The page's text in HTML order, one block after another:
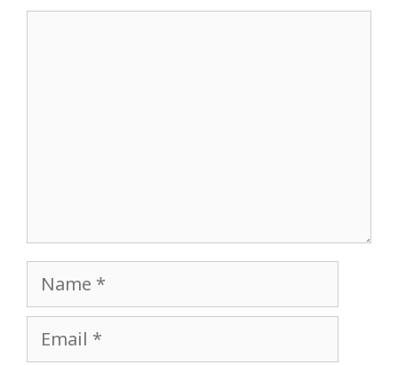
Name
Email